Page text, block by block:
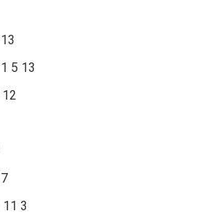
13
1 5 13
12
7
11 3